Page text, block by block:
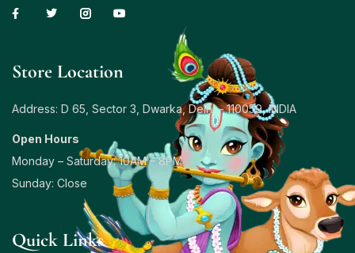
Store Location
Address: D 65, Sector 3, Dwarka, Delhi – 110059, INDIA
Open Hours
Monday – Saturday: 10AM – 8PM
Sunday: Close
Quick Links